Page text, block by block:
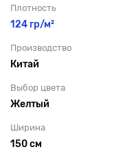
Плотность
124 гр/м²
Производство
Китай
Выбор цвета
Желтый
Ширина
150 см